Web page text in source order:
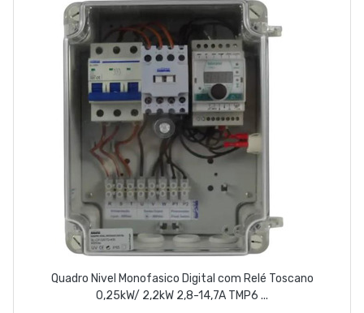
Quadro Nivel Monofasico Digital com Relé Toscano
0,25kW/ 2,2kW 2,8-14,7A TMP6 ...